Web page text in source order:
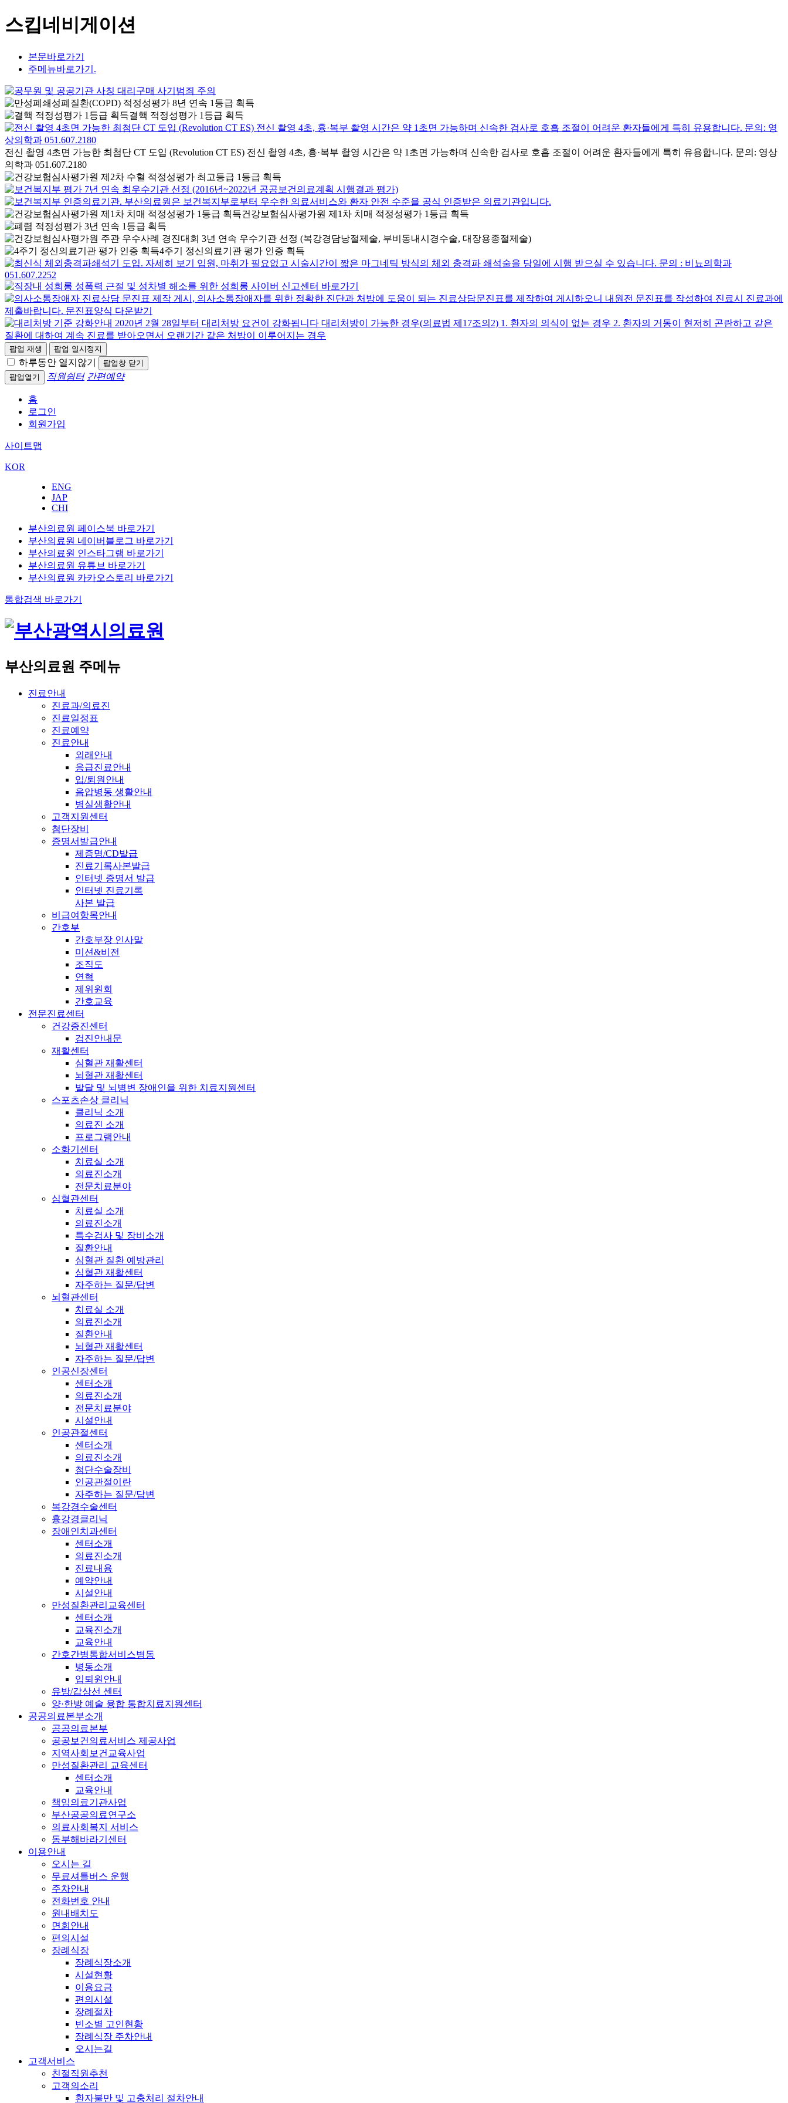
스킵네비게이션
본문바로가기
주메뉴바로가기.
결핵 적정성평가 1등급 획득
전신 촬영 4초면 가능한 최첨단 CT 도입 (Revolution CT ES) 전신 촬영 4초, 흉·복부 촬영 시간은 약 1초면 가능하며 신속한 검사로 호흡 조절이 어려운 환자들에게 특히 유용합니다. 문의: 영상
의학과 051.607.2180
건강보험심사평가원 제1차 치매 적정성평가 1등급 획득
4주기 정신의료기관 평가 인증 획득
팝업 재생 팝업 일시정지
하루동안 열지않기
팝업창 닫기
팝업열기
직원쉼터 간편예약
홈
로그인
회원가입
사이트맵
KOR
ENG
JAP
CHI
부산의료원 페이스북 바로가기
부산의료원 네이버블로그 바로가기
부산의료원 인스타그램 바로가기
부산의료원 유튜브 바로가기
부산의료원 카카오스토리 바로가기
통합검색 바로가기
부산의료원 주메뉴
진료안내
진료과/의료진
진료일정표
진료예약
진료안내
외래안내
응급진료안내
입/퇴원안내
음압병동 생활안내
병실생활안내
고객지원센터
첨단장비
증명서발급안내
제증명/CD발급
진료기록사본발급
인터넷 증명서 발급
인터넷 진료기록
사본 발급
비급여항목안내
간호부
간호부장 인사말
미션&비전
조직도
연혁
제위원회
간호교육
전문진료센터
건강증진센터
검진안내문
재활센터
심혈관 재활센터
뇌혈관 재활센터
발달 및 뇌병변 장애인을 위한 치료지원센터
스포츠손상 클리닉
클리닉 소개
의료진 소개
프로그램안내
소화기센터
치료실 소개
의료진소개
전문치료분야
심혈관센터
치료실 소개
의료진소개
특수검사 및 장비소개
질환안내
심혈관 질환 예방관리
심혈관 재활센터
자주하는 질문/답변
뇌혈관센터
치료실 소개
의료진소개
질환안내
뇌혈관 재활센터
자주하는 질문/답변
인공신장센터
센터소개
의료진소개
전문치료분야
시설안내
인공관절센터
센터소개
의료진소개
첨단수술장비
인공관절이란
자주하는 질문/답변
복강경수술센터
흉강경클리닉
장애인치과센터
센터소개
의료진소개
진료내용
예약안내
시설안내
만성질환관리교육센터
센터소개
교육진소개
교육안내
간호간병통합서비스병동
병동소개
입퇴원안내
유방/갑상선 센터
양·한방 예술 융합 통합치료지원센터
공공의료본부소개
공공의료본부
공공보건의료서비스 제공사업
지역사회보건교육사업
만성질환관리 교육센터
센터소개
교육안내
책임의료기관사업
부산공공의료연구소
의료사회복지 서비스
동부해바라기센터
이용안내
오시는 길
무료셔틀버스 운행
주차안내
전화번호 안내
원내배치도
면회안내
편의시설
장례식장
장례식장소개
시설현황
이용요금
편의시설
장례절차
빈소별 고인현황
장례식장 주차안내
오시는길
고객서비스
친절직원추천
고객의소리
환자불만 및 고충처리 절차안내